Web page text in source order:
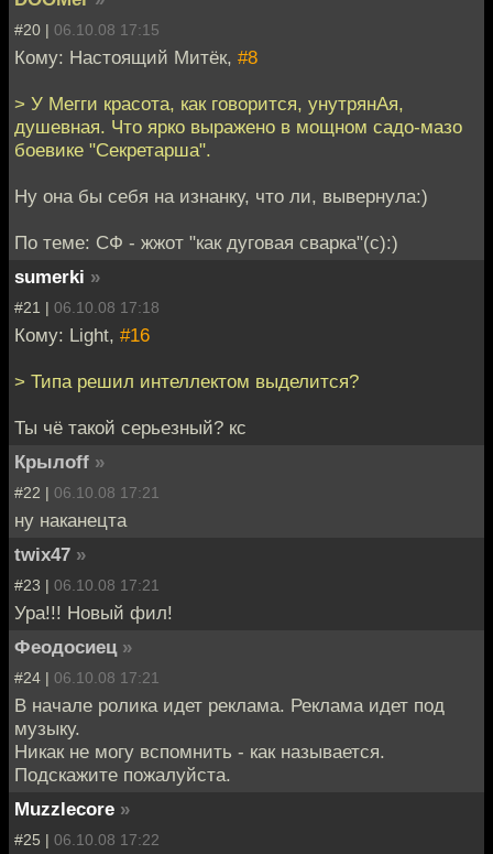
#20 | 06.10.08 17:15
Кому: Настоящий Митёк, #8
> У Мегги красота, как говорится, унутрянАя,
душевная. Что ярко выражено в мощном садо-мазо
боевике "Секретарша".
Ну она бы себя на изнанку, что ли, вывернула:)
По теме: СФ - жжот "как дуговая сварка"(с):)
sumerki »
#21 | 06.10.08 17:18
Кому: Light, #16
> Типа решил интеллектом выделится?
Ты чё такой серьезный? кс
Крылоff »
#22 | 06.10.08 17:21
ну наканецта
twix47 »
#23 | 06.10.08 17:21
Ура!!! Новый фил!
Феодосиец »
#24 | 06.10.08 17:21
В начале ролика идет реклама. Реклама идет под
музыку.
Никак не могу вспомнить - как называется.
Подскажите пожалуйста.
Muzzlecore »
#25 | 06.10.08 17:22